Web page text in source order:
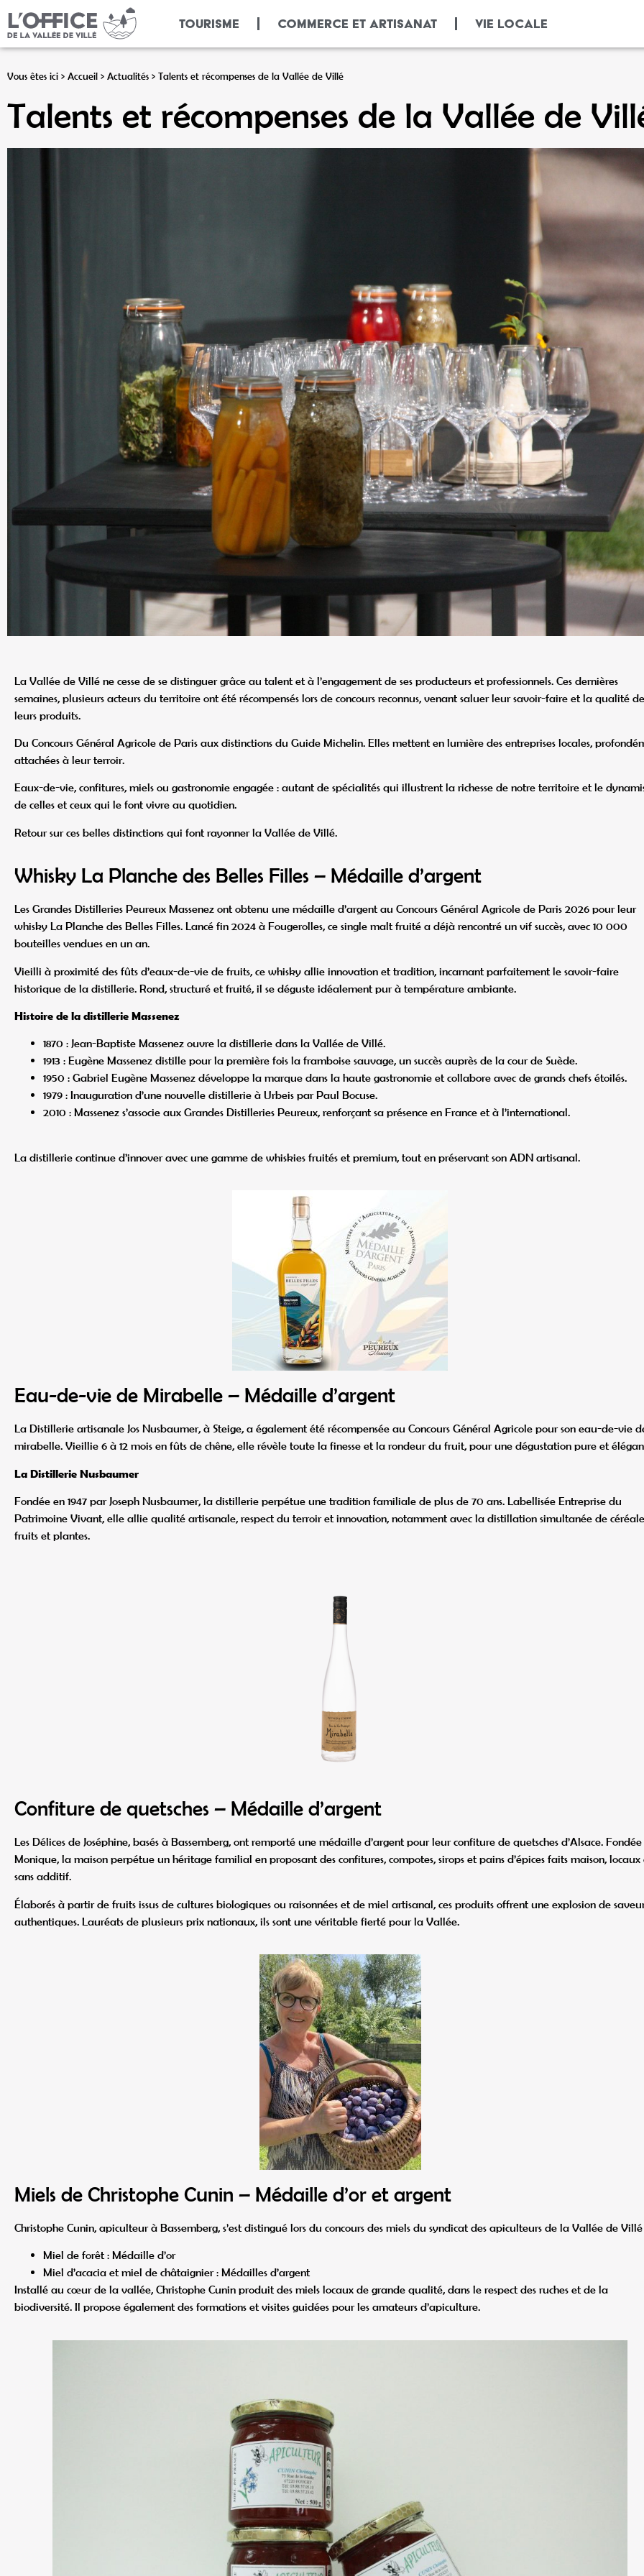
TOURISME COMMERCE ET ARTISANAT VIE LOCALE
Vous êtes ici > Accueil > Actualités > Talents et récompenses de la Vallée de Villé
Talents et récompenses de la Vallée de
La Vallée de Villé ne cesse de se distinguer grâce au talent et à l’engagement de ses producteurs et professionnels. Ces dernières
semaines, plusieurs acteurs du territoire ont été récompensés lors de concours reconnus, venant saluer leur savoir-faire et la qualité de
leurs produits.
Du Concours Général Agricole de Paris aux distinctions du Guide Michelin. Elles mettent en lumière des entreprises locales,
attachées à leur terroir.
Eaux-de-vie, confitures, miels ou gastronomie engagée : autant de spécialités qui illustrent la richesse de notre territoire et le
de celles et ceux qui le font vivre au quotidien.
Retour sur ces belles distinctions qui font rayonner la Vallée de Villé.
Whisky La Planche des Belles Filles – Médaille d’argent
Les Grandes Distilleries Peureux Massenez ont obtenu une médaille d’argent au Concours Général Agricole de Paris 2026 pour leur
whisky La Planche des Belles Filles. Lancé fin 2024 à Fougerolles, ce single malt fruité a déjà rencontré un vif succès, avec 10 000
bouteilles vendues en un an.
Vieilli à proximité des fûts d’eaux-de-vie de fruits, ce whisky allie innovation et tradition, incarnant parfaitement le savoir-faire
historique de la distillerie. Rond, structuré et fruité, il se déguste idéalement pur à température ambiante.
Histoire de la distillerie Massenez
1870 : Jean-Baptiste Massenez ouvre la distillerie dans la Vallée de Villé.
1913 : Eugène Massenez distille pour la première fois la framboise sauvage, un succès auprès de la cour de Suède.
1950 : Gabriel Eugène Massenez développe la marque dans la haute gastronomie et collabore avec de grands chefs étoilés.
1979 : Inauguration d’une nouvelle distillerie à Urbeis par Paul Bocuse.
2010 : Massenez s’associe aux Grandes Distilleries Peureux, renforçant sa présence en France et à l’international.
La distillerie continue d’innover avec une gamme de whiskies fruités et premium, tout en préservant son ADN artisanal.
Eau-de-vie de Mirabelle – Médaille d’argent
La Distillerie artisanale Jos Nusbaumer, à Steige, a également été récompensée au Concours Général Agricole pour son eau-de-vie
mirabelle. Vieillie 6 à 12 mois en fûts de chêne, elle révèle toute la finesse et la rondeur du fruit, pour une dégustation pure et
La Distillerie Nusbaumer
Fondée en 1947 par Joseph Nusbaumer, la distillerie perpétue une tradition familiale de plus de 70 ans. Labellisée Entreprise du
Patrimoine Vivant, elle allie qualité artisanale, respect du terroir et innovation, notamment avec la distillation simultanée de
fruits et plantes.
Confiture de quetsches – Médaille d’argent
Les Délices de Joséphine, basés à Bassemberg, ont remporté une médaille d’argent pour leur confiture de quetsches d’Alsace.
Monique, la maison perpétue un héritage familial en proposant des confitures, compotes, sirops et pains d’épices faits maison, locaux
sans additif.
Élaborés à partir de fruits issus de cultures biologiques ou raisonnées et de miel artisanal, ces produits offrent une explosion de
authentiques. Lauréats de plusieurs prix nationaux, ils sont une véritable fierté pour la Vallée.
Miels de Christophe Cunin – Médaille d’or et argent
Christophe Cunin, apiculteur à Bassemberg, s’est distingué lors du concours des miels du syndicat des apiculteurs de la Vallée de Villé
Miel de forêt : Médaille d’or
Miel d’acacia et miel de châtaignier : Médailles d’argent
Installé au cœur de la vallée, Christophe Cunin produit des miels locaux de grande qualité, dans le respect des ruches et de la
biodiversité. Il propose également des formations et visites guidées pour les amateurs d’apiculture.